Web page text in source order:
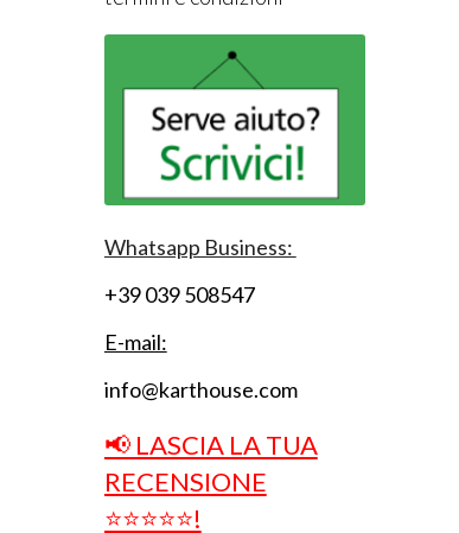
Whatsapp Business:
+39 039 508547
E-mail:
info@karthouse.com
📢 LASCIA LA TUA
RECENSIONE
⭐⭐⭐⭐⭐!